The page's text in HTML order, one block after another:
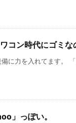
コン時代にゴミな
に力を入れてます。
」っぽい。